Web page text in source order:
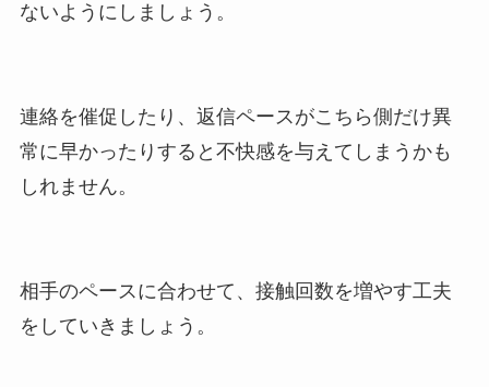
ないようにしましょう。
連絡を催促したり、返信ペースがこちら側だけ異
常に早かったりすると不快感を与えてしまうかも
しれません。
相手のペースに合わせて、接触回数を増やす工夫
をしていきましょう。